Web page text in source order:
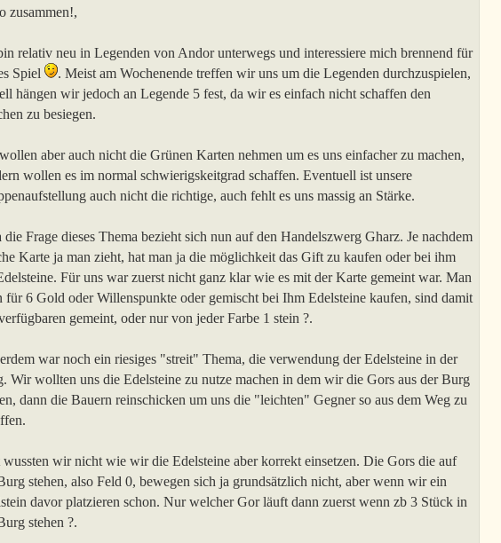
zusammen!,
relativ neu in Legenden von Andor unterwegs und interessiere mich brennend für
Spiel
. Meist am Wochenende treffen wir uns um die Legenden durchzuspielen,
hängen wir jedoch an Legende 5 fest, da wir es einfach nicht schaffen den
zu besiegen.
aber auch nicht die Grünen Karten nehmen um es uns einfacher zu machen,
wollen es im normal schwierigskeitgrad schaffen. Eventuell ist unsere
auch nicht die richtige, auch fehlt es uns massig an Stärke.
die Frage dieses Thema bezieht sich nun auf den Handelszwerg Gharz. Je nachdem
Karte ja man zieht, hat man ja die möglichkeit das Gift zu kaufen oder bei ihm
Für uns war zuerst nicht ganz klar wie es mit der Karte gemeint war. Man
für 6 Gold oder Willenspunkte oder gemischt bei Ihm Edelsteine kaufen, sind damit
gemeint, oder nur von jeder Farbe 1 stein ?.
war noch ein riesiges "streit" Thema, die verwendung der Edelsteine in der
Wir wollten uns die Edelsteine zu nutze machen in dem wir die Gors aus der Burg
dann die Bauern reinschicken um uns die "leichten" Gegner so aus dem Weg zu
wussten wir nicht wie wir die Edelsteine aber korrekt einsetzen. Die Gors die auf
stehen, also Feld 0, bewegen sich ja grundsätzlich nicht, aber wenn wir ein
davor platzieren schon. Nur welcher Gor läuft dann zuerst wenn zb 3 Stück in
stehen ?.